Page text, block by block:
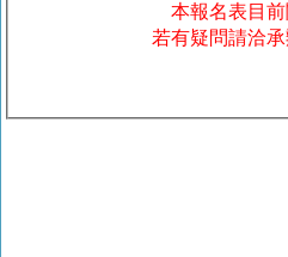
本報名表目
若有疑問請洽